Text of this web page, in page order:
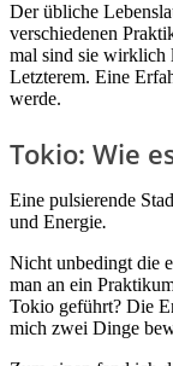
Der übliche
verschiedenen
mal sind sie wirklich
Letzterem. Eine
werde.
Tokio: Wie
Eine pulsierende
und Energie.
Nicht unbedingt die
man an ein
Tokio geführt? Die
mich zwei Dinge